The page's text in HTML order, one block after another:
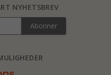
NYHETSBREV
Abonner